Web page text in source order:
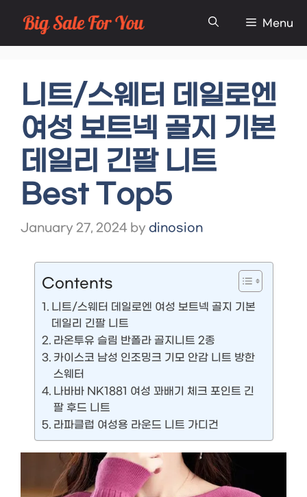
Skip
to
Menu
니트/스웨터 데일로엔
여성 보트넥 골지 기본
데일리 긴팔 니트
Best Top5
January 27, 2024 by dinosion
Contents
니트/스웨터 데일로엔 여성 보트넥 골지 기본
데일리 긴팔 니트
라온투유 슬림 반폴라 골지니트 2종
카이스코 남성 인조밍크 기모 안감 니트 방한
스웨터
나바바 NK1881 여성 꽈배기 체크 포인트 긴
팔 후드 니트
라파클럽 여성용 라운드 니트 가디건